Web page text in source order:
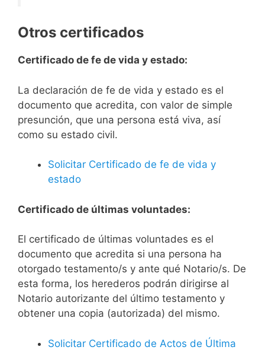
Otros certificados
Certificado de fe de vida y estado:
La declaración de fe de vida y estado es el
documento que acredita, con valor de simple
presunción, que una persona está viva, así
como su estado civil.
Solicitar Certificado de fe de vida y
estado
Certificado de últimas voluntades:
El certificado de últimas voluntades es el
documento que acredita si una persona ha
otorgado testamento/s y ante qué Notario/s. De
esta forma, los herederos podrán dirigirse al
Notario autorizante del último testamento y
obtener una copia (autorizada) del mismo.
Solicitar Certificado de Actos de Última